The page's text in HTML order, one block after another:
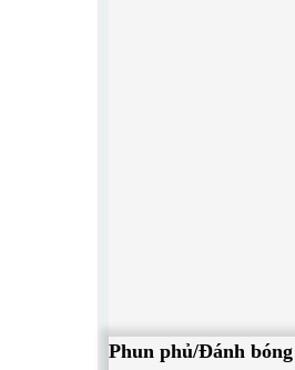
Phun phủ/Đánh bóng